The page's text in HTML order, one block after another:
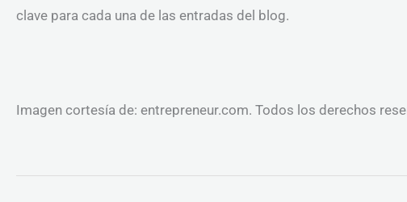
clave para cada una de las entradas del blog.
Imagen cortesía de: entrepreneur.com. Todos los derechos